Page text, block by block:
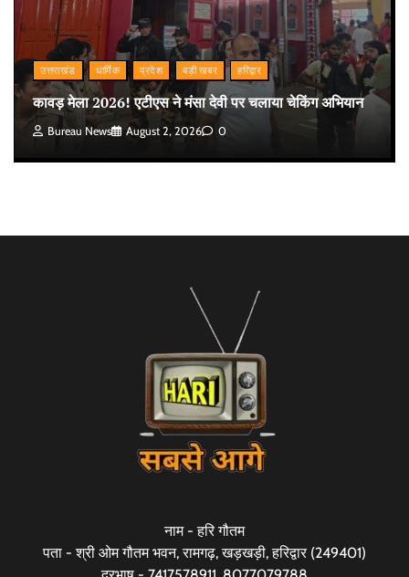
उत्तराखंड धार्मिक प्रदेश बड़ी खबर हरिद्वार
कावड़ मेला 2026! एटीएस ने मंसा देवी पर चलाया चेकिंग अभियान
Bureau News August 2, 2026 0
नाम - हरि गौतम
पता - श्री ओम गौतम भवन, रामगढ़, खड़खड़ी, हरिद्वार (249401)